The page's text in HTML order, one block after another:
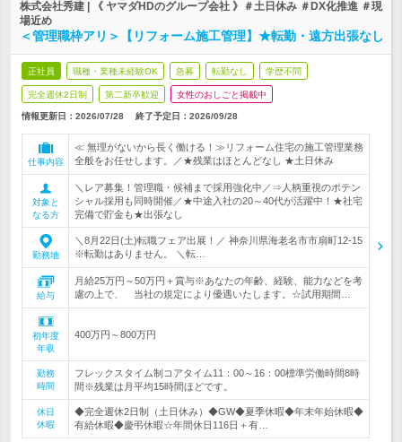
株式会社秀建 | 《 ヤマダHDのグループ会社 》＃土日休み ＃DX化推進 ＃現
場近め
＜管理職枠アリ＞【リフォーム施工管理】★転勤・遠方出張なし
正社員 職種・業種未経験OK 急募 転勤なし 学歴不問
完全週休2日制 第二新卒歓迎 女性のおしごと掲載中
情報更新日：2026/07/28 終了予定日： 2026/09/28
仕事内容
≪ 無理がないから長く働ける！≫リフォーム住宅の施工管理業務
全般をお任せします。／★残業はほとんどなし ★土日休み
対象と
なる方
＼レア募集！管理職・候補まで採用強化中／⇒人柄重視のポテン
シャル採用も同時開催／★中途入社の20～40代が活躍中！★社宅
完備で貯金も★出張なし
勤務地
＼8月22日(土)転職フェア出展！／ 神奈川県海老名市市扇町12-15
※転勤はありません。 ＼転…
給与
月給25万円～50万円＋賞与※あなたの年齢、経験、能力などを考
慮の上で、 当社の規定により優遇いたします。☆試用期間…
初年度
年収
400万円～800万円
勤務
時間
フレックスタイム制コアタイム11：00～16：00標準労働時間8時
間※残業は月平均15時間ほどです。
休日
休暇
◆完全週休2日制（土日休み）◆GW◆夏季休暇◆年末年始休暇◆
有給休暇◆慶弔休暇☆年間休日116日＋有…